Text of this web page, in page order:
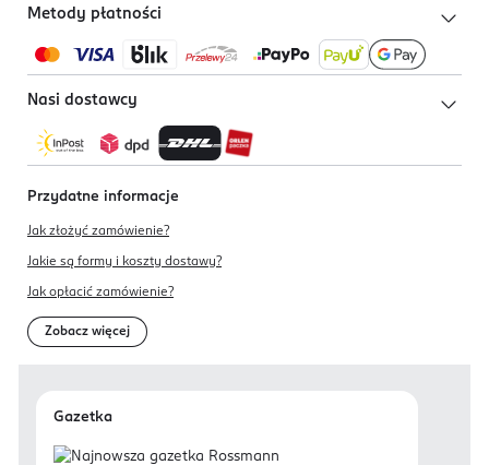
Metody płatności
Nasi dostawcy
Przydatne informacje
Jak złożyć zamówienie?
Jakie są formy i koszty dostawy?
Jak opłacić zamówienie?
Zobacz więcej
Gazetka